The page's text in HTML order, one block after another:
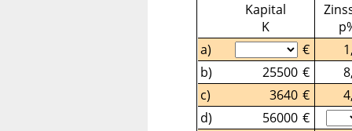
Kapital
K
a)
€
b)
25500 €
c)
3640 €
d)
56000 €